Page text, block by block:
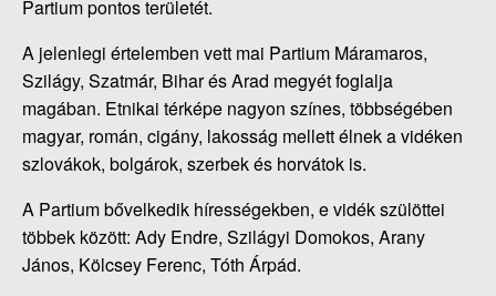
Partium pontos területét.
A jelenlegi értelemben vett mai Partium Máramaros,
Szilágy, Szatmár, Bihar és Arad megyét foglalja
magában. Etnikai térképe nagyon színes, többségében
magyar, román, cigány, lakosság mellett élnek a vidéken
szlovákok, bolgárok, szerbek és horvátok is.
A Partium bővelkedik hírességekben, e vidék szülöttei
többek között: Ady Endre, Szilágyi Domokos, Arany
János, Kölcsey Ferenc, Tóth Árpád.